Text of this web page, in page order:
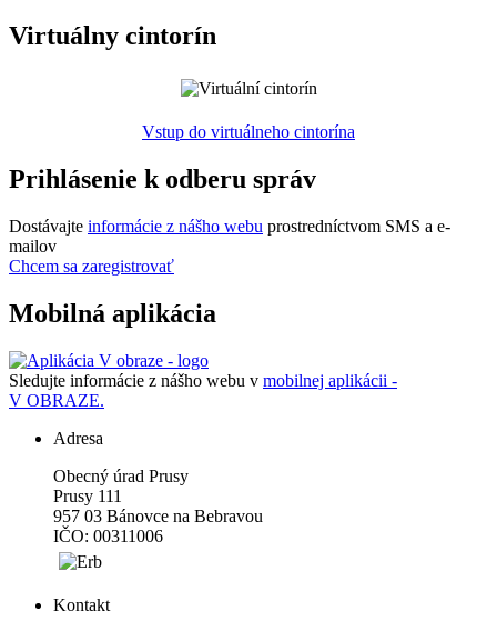
Virtuálny cintorín
Vstup do virtuálneho cintorína
Prihlásenie k odberu správ
Dostávajte informácie z nášho webu prostredníctvom SMS a e-
mailov
Chcem sa zaregistrovať
Mobilná aplikácia
Sledujte informácie z nášho webu v mobilnej aplikácii -
V OBRAZE.
Adresa
Obecný úrad Prusy
Prusy 111
957 03 Bánovce na Bebravou
IČO: 00311006
Kontakt